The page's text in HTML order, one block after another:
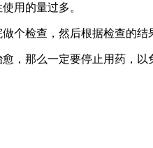
用的量过多。
个检查，然后根据检查的结
，那么一定要停止用药，以